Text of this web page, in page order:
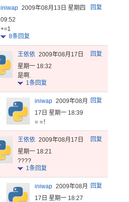
回复
iniwap 2009年08月13日 星期四
09:52
+=1
8条回复
回复
王依依 2009年08月17日
星期一 18:32
是啊.
1条回复
回复
iniwap 2009年08月
17日 星期一 18:39
= =！
回复
王依依 2009年08月17日
星期一 18:21
????
1条回复
回复
iniwap 2009年08月
17日 星期一 18:27